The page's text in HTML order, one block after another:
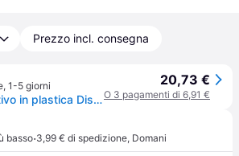
Prezzo incl. consegna
, 1-5 giorni
Oggetto decorativo in plastica Disguise Legend of Zelda Skyward Sword - Bleu
20,73 €
O 3 pagamenti di 6,91 €
basso·3,99 € di spedizione, Domani